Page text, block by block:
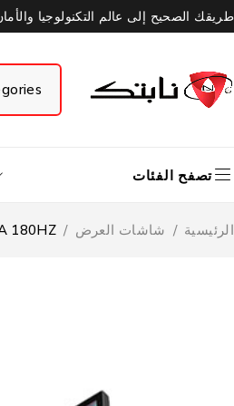
طريقك الصحيح إلى عالم التكنولوجيا
تصفح الفئات
الرئيسية / شاشات العرض /
180HZ